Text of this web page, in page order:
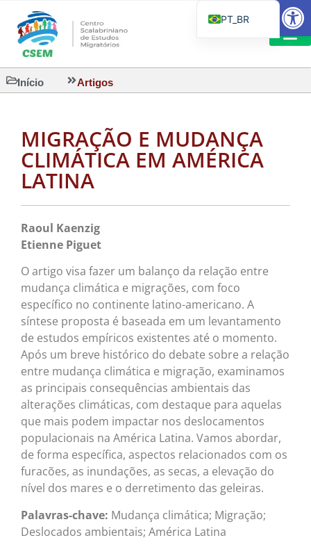
Início Artigos
MIGRAÇÃO E MUDANÇA
CLIMÁTICA EM AMÉRICA
LATINA
Raoul Kaenzig
Etienne Piguet
O artigo visa fazer um balanço da relação entre
mudança climática e migrações, com foco
específico no continente latino-americano. A
síntese proposta é baseada em um levantamento
de estudos empíricos existentes até o momento.
Após um breve histórico do debate sobre a relação
entre mudança climática e migração, examinamos
as principais consequências ambientais das
alterações climáticas, com destaque para aquelas
que mais podem impactar nos deslocamentos
populacionais na América Latina. Vamos abordar,
de forma específica, aspectos relacionados com os
furacões, as inundações, as secas, a elevação do
nível dos mares e o derretimento das geleiras.
Palavras-chave: Mudança climática; Migração;
Deslocados ambientais; América Latina
PT_BR
IT